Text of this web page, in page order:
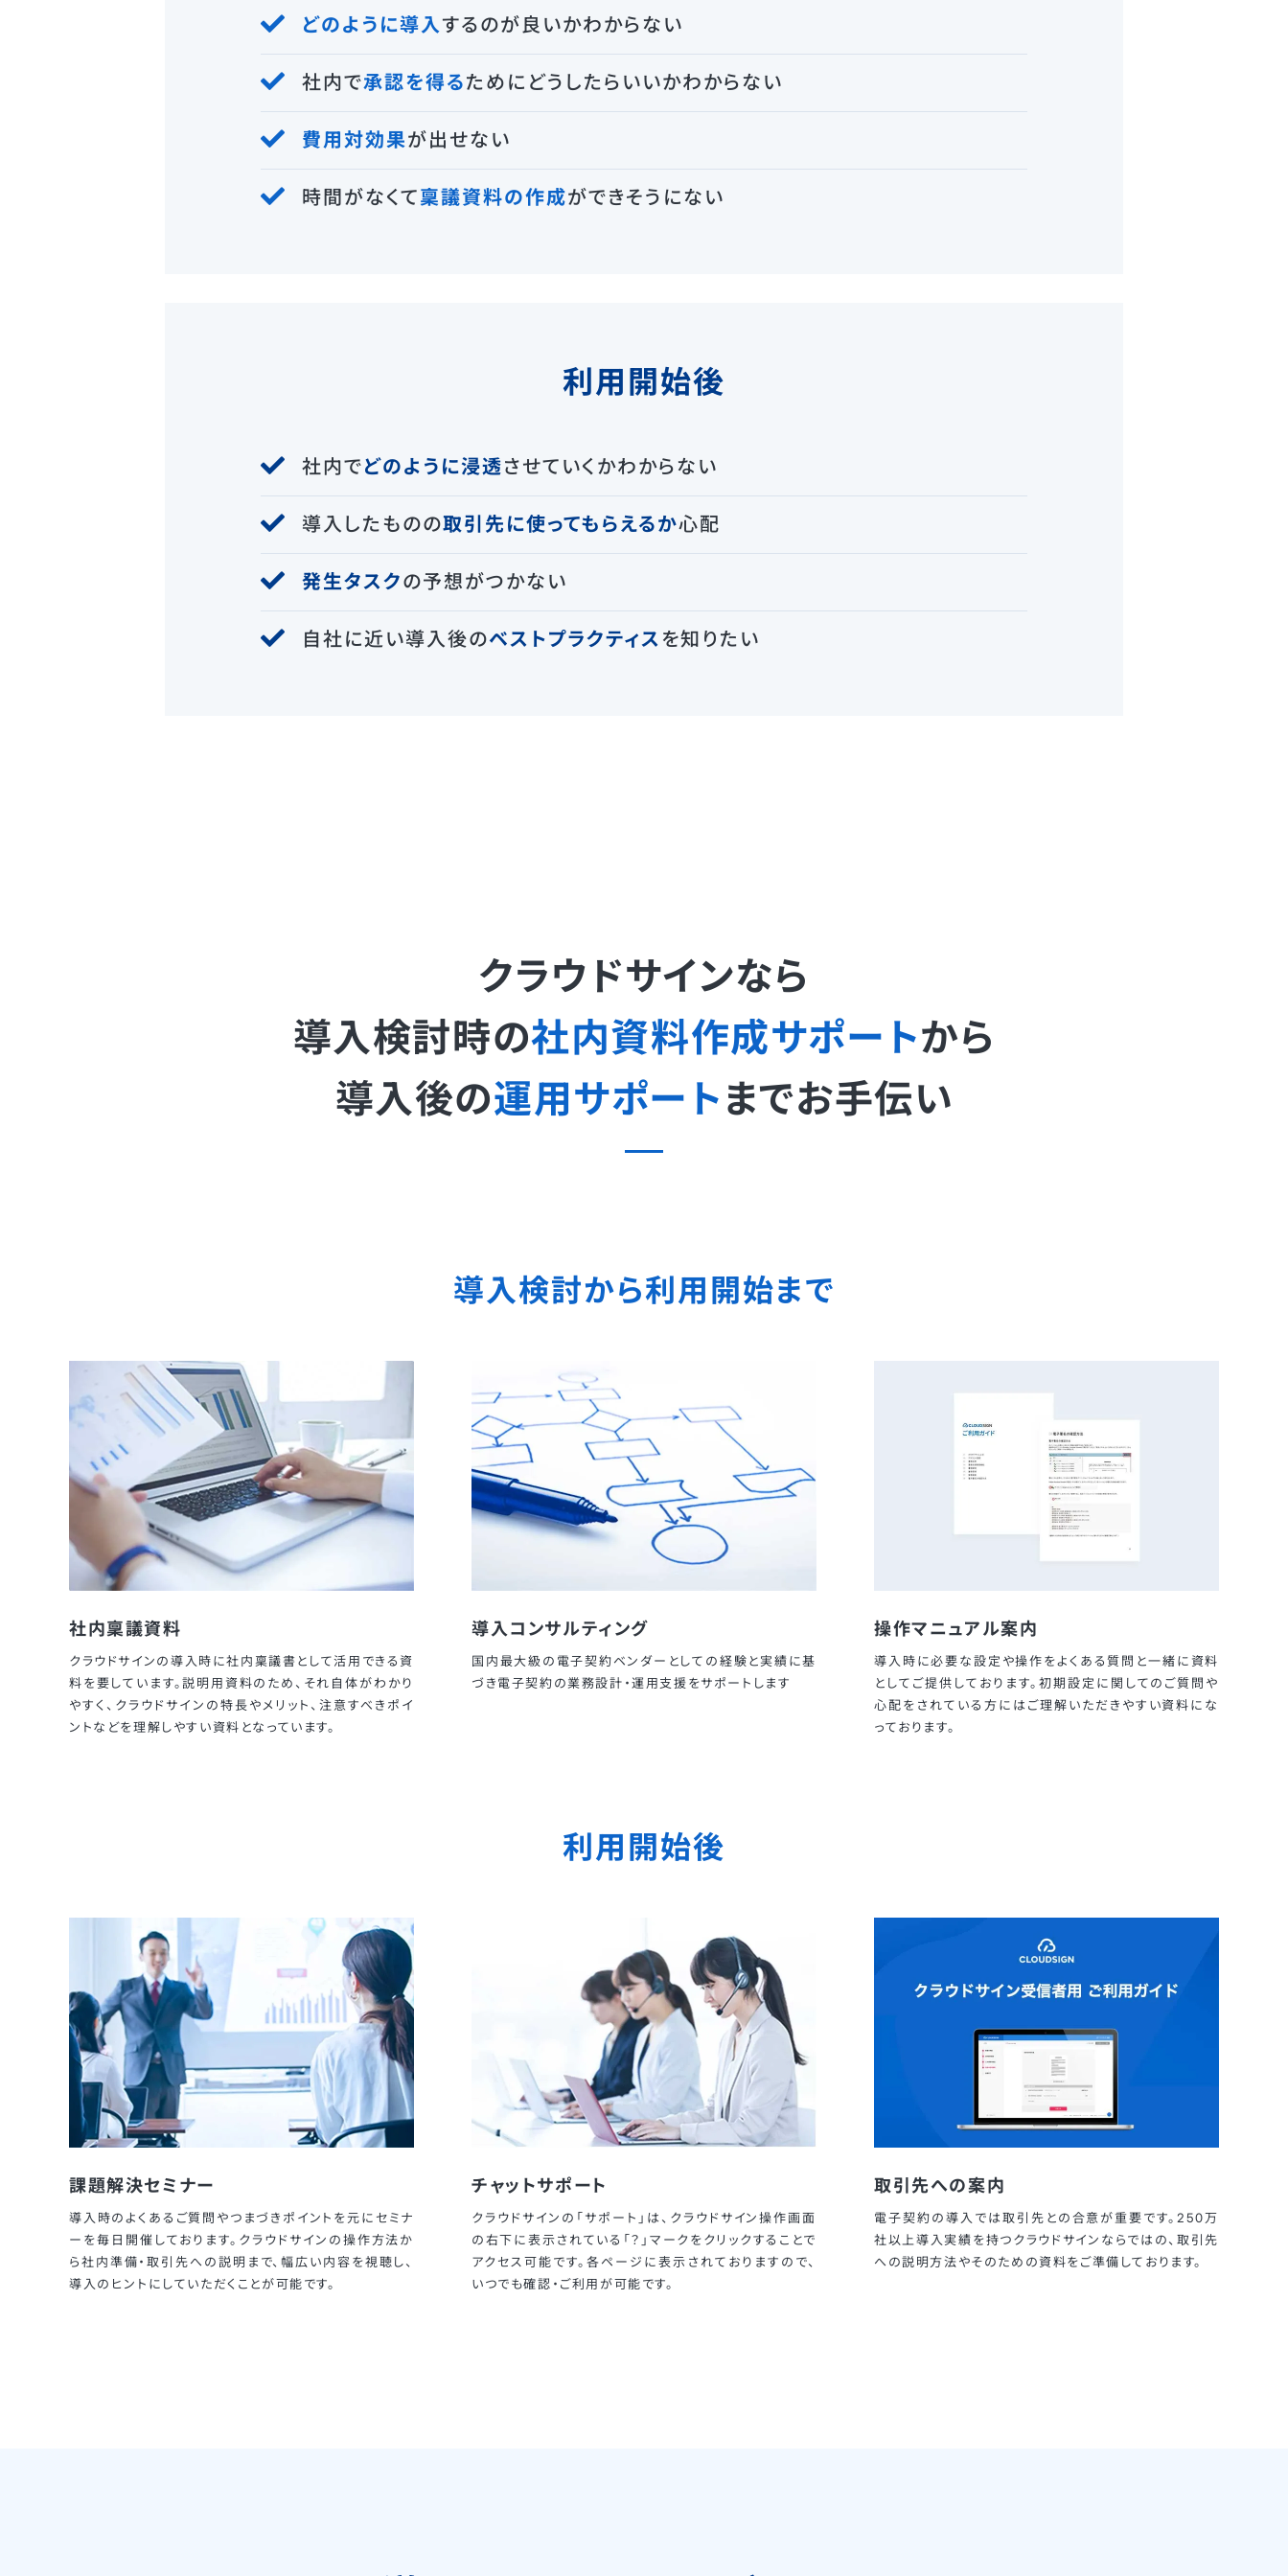
どのように導入するのが良いかわからない
社内で承認を得るためにどうしたらいいかわからない
費用対効果が出せない
時間がなくて稟議資料の作成ができそうにない
利用開始後
社内でどのように浸透させていくかわからない
導入したものの取引先に使ってもらえるか心配
発生タスクの予想がつかない
自社に近い導入後のベストプラクティス を知りたい
クラウドサインなら
導入検討時の社内資料作成サポートから
導入後の運用サポートまでお手伝い
導入検討から利用開始まで
社内稟議資料
クラウドサインの導入時に社内稟議書として活用できる資
料を要しています。説明用資料のため、それ自体がわかり
やすく、クラウドサインの特長やメリット、注意すべきポイ
ントなどを理解しやすい資料となっています。
導入コンサルティング
国内最大級の電子契約ベンダーとしての経験と実績に基
づき電子契約の業務設計・運用支援をサポートします
操作マニュアル案内
導入時に必要な設定や操作をよくある質問と一緒に資料
としてご提供しております。初期設定に関してのご質問や
心配をされている方にはご理解いただきやすい資料にな
っております。
利用開始後
課題解決セミナー
導入時のよくあるご質問やつまづきポイントを元にセミナ
ーを毎日開催しております。クラウドサインの操作方法か
ら社内準備・取引先への説明まで、幅広い内容を視聴し、
導入のヒントにしていただくことが可能です。
チャットサポート
クラウドサインの「サポート」は、クラウドサイン操作画面
の右下に表示されている「？」マークをクリックすることで
アクセス可能です。各ページに表示されておりますので、
いつでも確認・ご利用が可能です。
取引先への案内
電子契約の導入では取引先との合意が重要です。250万
社以上導入実績を持つクラウドサインならではの、取引先
への説明方法やそのための資料をご準備しております。